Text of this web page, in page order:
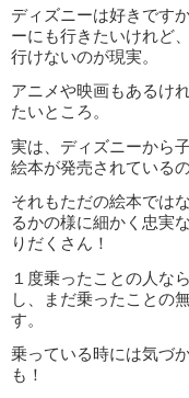
ディズニーは好きです
ーにも行きたいけれど
行けないのが現実。
アニメや映画もあるけ
たいところ。
実は、ディズニーから
絵本が発売されている
それもただの絵本では
るかの様に細かく忠実
りだくさん！
１度乗ったことの人な
し、まだ乗ったことの
す。
乗っている時には気づ
も！